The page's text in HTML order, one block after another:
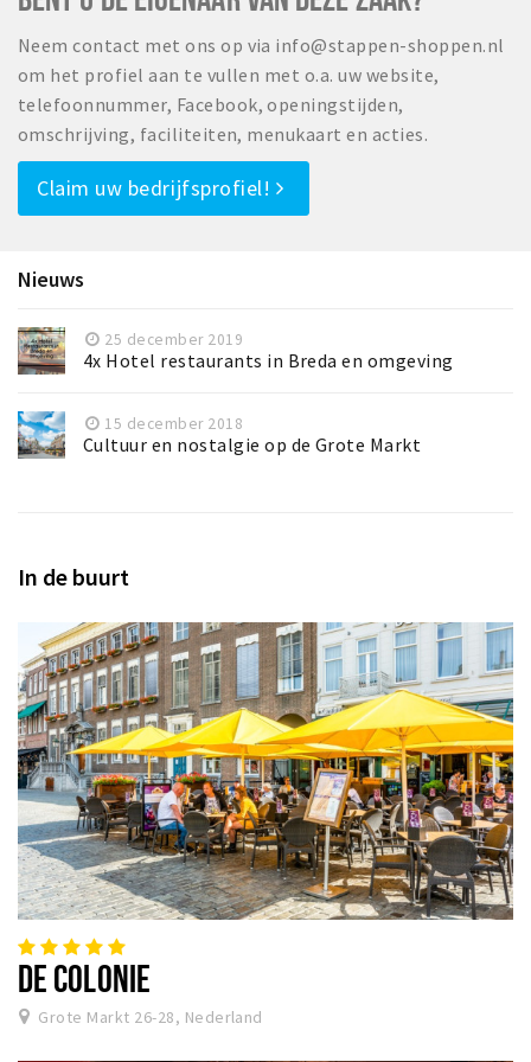
Neem contact met ons op via info@stappen-shoppen.nl
om het profiel aan te vullen met o.a. uw website,
telefoonnummer, Facebook, openingstijden,
omschrijving, faciliteiten, menukaart en acties.
Claim uw bedrijfsprofiel!
Nieuws
25 december 2019
4x Hotel restaurants in Breda en omgeving
15 december 2018
Cultuur en nostalgie op de Grote Markt
In de buurt
DE COLONIE
Grote Markt 26-28, Nederland